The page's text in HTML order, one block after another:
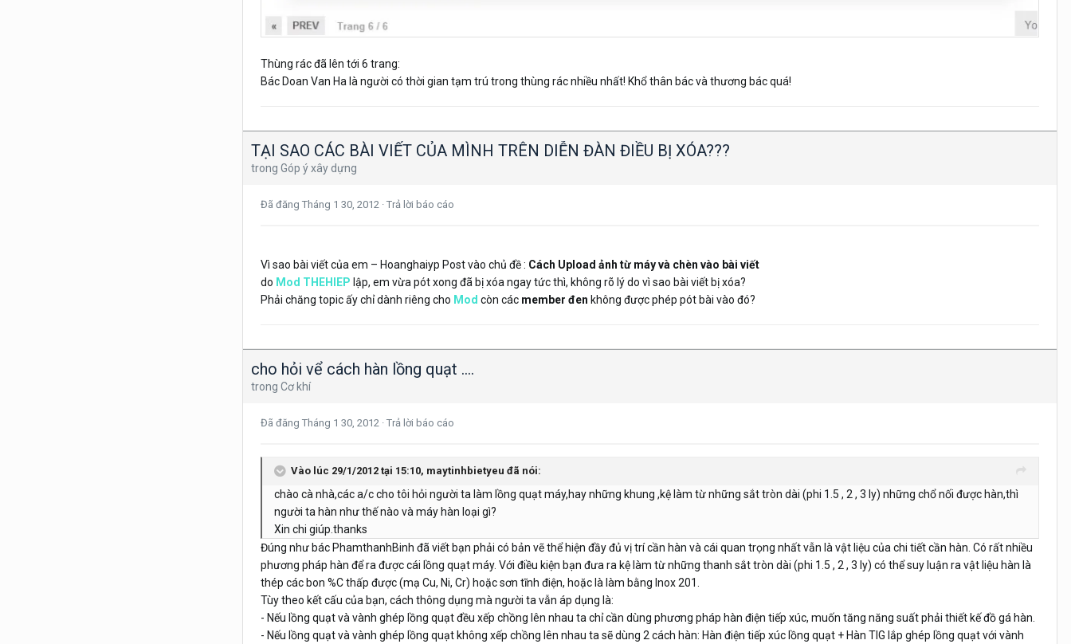
Thùng rác đã lên tới 6 trang:
Bác Doan Van Ha là người có thời gian tạm trú trong thùng rác nhiều nhất! Khổ thân bác và thương bác quá!
TẠI SAO CÁC BÀI VIẾT CỦA MÌNH TRÊN DIỄN ĐÀN ĐIỀU BỊ XÓA???
trong Góp ý xây dựng
Đã đăng Tháng 1 30, 2012 · Trả lời báo cáo
Vì sao bài viết của em – Hoanghaiyp Post vào chủ đề : Cách Upload ảnh từ máy và chèn vào bài viết
do Mod THEHIEP lập, em vừa pót xong đã bị xóa ngay tức thì, không rõ lý do vì sao bài viết bị xóa?
Phải chăng topic ấy chỉ dành riêng cho Mod còn các member đen không được phép pót bài vào đó?
cho hỏi vể cách hàn lồng quạt ....
trong Cơ khí
Đã đăng Tháng 1 30, 2012 · Trả lời báo cáo
Vào lúc 29/1/2012 tại 15:10, maytinhbietyeu đã nói:
chào cà nhà,các a/c cho tôi hỏi người ta làm lồng quạt máy,hay những khung ,kệ làm từ những sắt tròn dài (phi 1.5 , 2 , 3 ly) những chổ nối được hàn,thì
người ta hàn như thế nào và máy hàn loại gì?
Xin chi giúp.thanks
Đúng như bác PhamthanhBinh đã viết bạn phải có bản vẽ thể hiện đầy đủ vị trí cần hàn và cái quan trọng nhất vẫn là vật liệu của chi tiết cần hàn. Có rất nhiều
phương pháp hàn để ra được cái lồng quạt máy. Với điều kiện bạn đưa ra kệ làm từ những thanh sắt tròn dài (phi 1.5 , 2 , 3 ly) có thể suy luận ra vật liệu hàn là
thép các bon %C thấp được (mạ Cu, Ni, Cr) hoặc sơn tĩnh điện, hoặc là làm bằng Inox 201.
Tùy theo kết cấu của bạn, cách thông dụng mà người ta vẫn áp dụng là:
- Nếu lồng quạt và vành ghép lồng quạt đều xếp chồng lên nhau ta chỉ cần dùng phương pháp hàn điện tiếp xúc, muốn tăng năng suất phải thiết kế đồ gá hàn.
- Nếu lồng quạt và vành ghép lồng quạt không xếp chồng lên nhau ta sẽ dùng 2 cách hàn: Hàn điện tiếp xúc lồng quạt + Hàn TIG lắp ghép lồng quạt với vành